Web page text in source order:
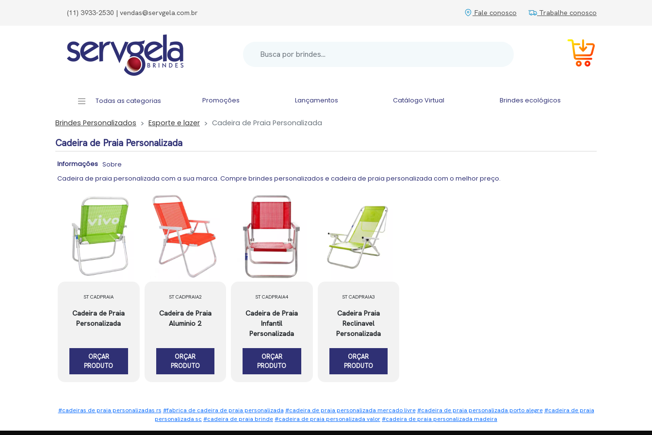
(11) 3933-2530 | vendas@servgela.com.br Fale conosco Trabalhe conosco
Todas as categorias Promoções Lançamentos Catálogo Virtual Brindes ecológicos
Brindes Personalizados Esporte e lazer Cadeira de Praia Personalizada
Cadeira de Praia Personalizada
Informações Sobre
Cadeira de praia personalizada com a sua marca. Compre brindes personalizados e cadeira de praia personalizada com o melhor preço.
ST CADPRAIA
Cadeira de Praia
Personalizada
ORÇAR
PRODUTO
ST CADPRAIA2
Cadeira de Praia
Aluminio 2
ORÇAR
PRODUTO
ST CADPRAIA4
Cadeira de Praia
Infantil
Personalizada
ORÇAR
PRODUTO
ST CADPRAIA3
Cadeira Praia
Reclinavel
Personalizada
ORÇAR
PRODUTO
#cadeiras de praia personalizadas rs #fabrica de cadeira de praia personalizada #cadeira de praia personalizada mercado livre #cadeira de praia personalizada porto alegre #cadeira de praia
personalizada sc #cadeira de praia brinde#cadeira de praia personalizada valor#cadeira de praia personalizada madeira